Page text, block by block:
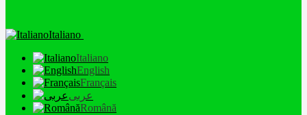
Italiano
Italiano
English
Français
عربى
Română